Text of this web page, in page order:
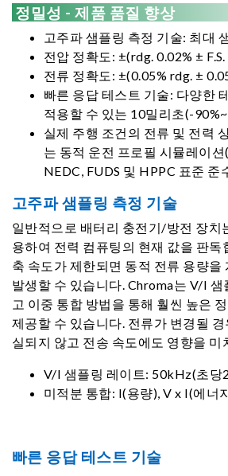
정밀성 - 제품 품질 향상
고주파 샘플링 측정 기술: 최대
전압 정확도: ±(rdg. 0.02% ±
전류 정확도: ±(0.05% rdg. ±
빠른 응답 테스트 기술: 다양한
적용할 수 있는 10밀리초(-
실제 주행 조건의 전류 및 전력
는 동적 운전 프로필 시뮬레이
NEDC, FUDS 및 HPPC 표준 준
고주파 샘플링 측정 기술
일반적으로 배터리 충전기/방전 장치
용하여 전력 컴퓨팅의 현재 값을 판독
축 속도가 제한되면 동적 전류 용량을
발생할 수 있습니다. Chroma는 V/I 샘
고 이중 통합 방법을 통해 훨씬 높은
제공할 수 있습니다. 전류가 변경될
실되지 않고 전송 속도에도 영향을 미
V/I 샘플링 레이트: 50kHz(초당
미적분 통합: I(용량), V x I(에너
빠른 응답 테스트 기술